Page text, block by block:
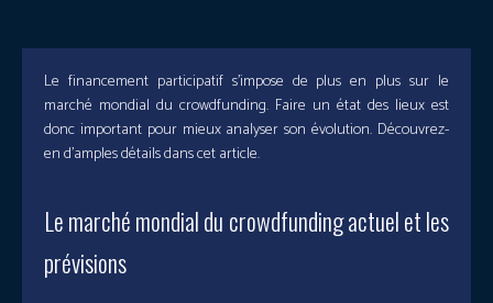
Le financement participatif s’impose de plus en plus sur le
marché mondial du crowdfunding. Faire un état des lieux est
donc important pour mieux analyser son évolution. Découvrez-
en d’amples détails dans cet article.
Le marché mondial du crowdfunding actuel et les
prévisions